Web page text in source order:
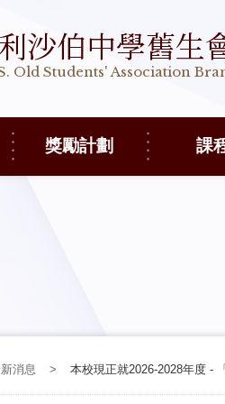
沙伯中學舊生
Old Students' Association
獎勵計劃 課
消息 > 本校現正就2026-2028年度 -